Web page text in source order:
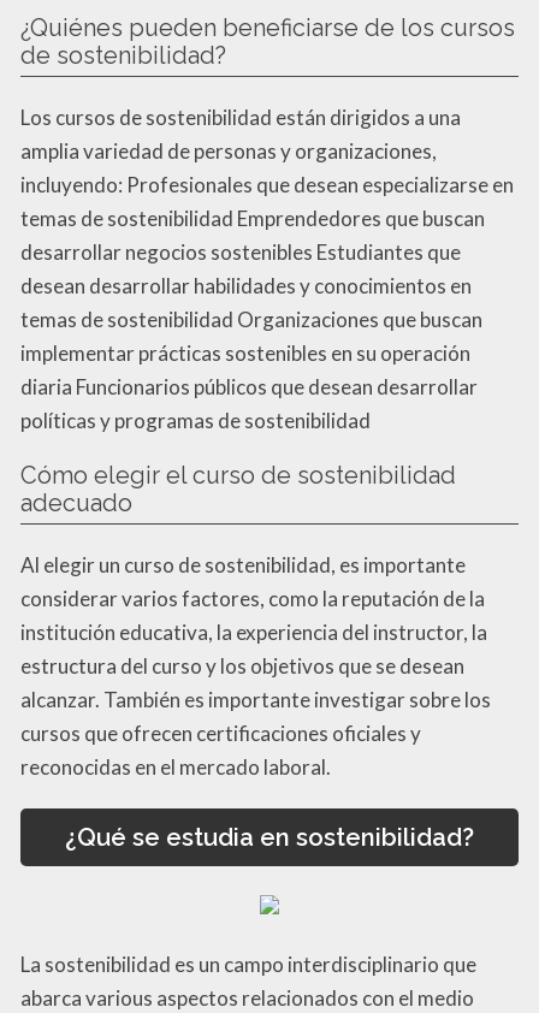
¿Quiénes pueden beneficiarse de los cursos
de sostenibilidad?
Los cursos de sostenibilidad están dirigidos a una
amplia variedad de personas y organizaciones,
incluyendo: Profesionales que desean especializarse en
temas de sostenibilidad Emprendedores que buscan
desarrollar negocios sostenibles Estudiantes que
desean desarrollar habilidades y conocimientos en
temas de sostenibilidad Organizaciones que buscan
implementar prácticas sostenibles en su operación
diaria Funcionarios públicos que desean desarrollar
políticas y programas de sostenibilidad
Cómo elegir el curso de sostenibilidad
adecuado
Al elegir un curso de sostenibilidad, es importante
considerar varios factores, como la reputación de la
institución educativa, la experiencia del instructor, la
estructura del curso y los objetivos que se desean
alcanzar. También es importante investigar sobre los
cursos que ofrecen certificaciones oficiales y
reconocidas en el mercado laboral.
¿Qué se estudia en sostenibilidad?
La sostenibilidad es un campo interdisciplinario que
abarca various aspectos relacionados con el medio